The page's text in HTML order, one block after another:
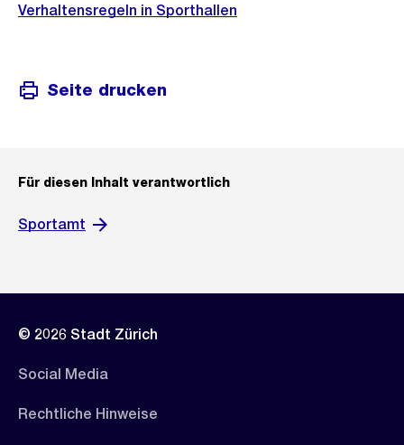
Verhaltensregeln in Sporthallen
Seite drucken
Für diesen Inhalt verantwortlich
Sportamt
© 2026 Stadt Zürich
Social Media
Rechtliche Hinweise